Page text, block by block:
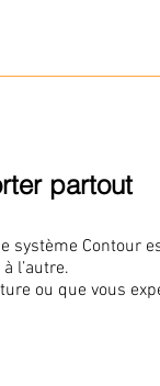
partout
système Contour
l’autre.
ou que vous